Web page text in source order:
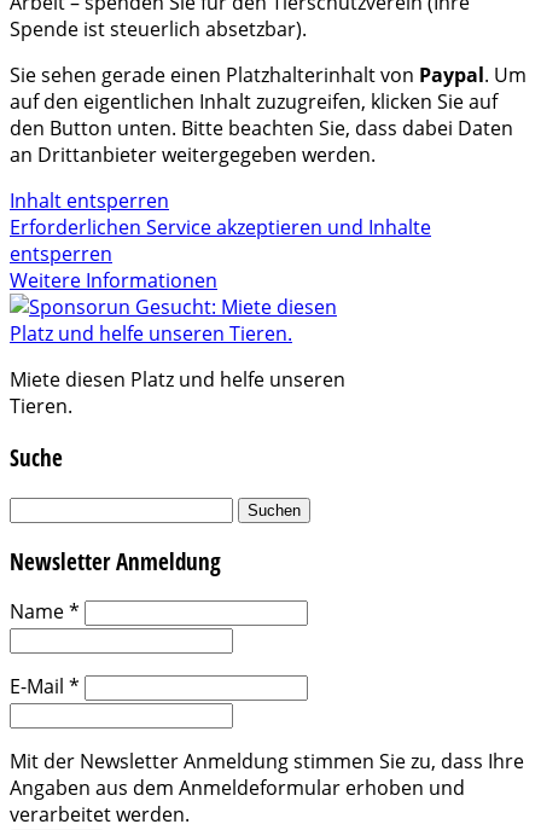
Spende ist steuerlich absetzbar).
Sie sehen gerade einen Platzhalterinhalt von Paypal. Um
auf den eigentlichen Inhalt zuzugreifen, klicken Sie auf
den Button unten. Bitte beachten Sie, dass dabei Daten
an Drittanbieter weitergegeben werden.
Inhalt entsperren
Erforderlichen Service akzeptieren und Inhalte
entsperren
Weitere Informationen
Miete diesen Platz und helfe unseren
Tieren.
Suche
Suchen
Newsletter Anmeldung
Name*
E-Mail *
Mit der Newsletter Anmeldung stimmen Sie zu, dass Ihre
Angaben aus dem Anmeldeformular erhoben und
verarbeitet werden.